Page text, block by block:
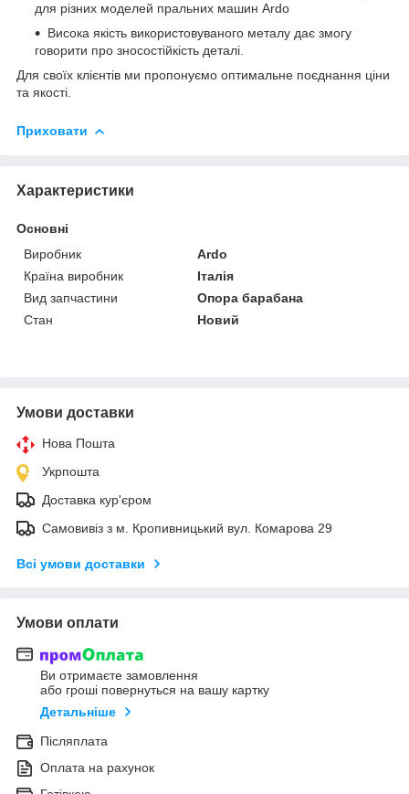
для різних моделей пральних машин Ardo
Висока якість використовуваного металу дає змогу
говорити про зносостійкість деталі.
Для своїх клієнтів ми пропонуємо оптимальне поєднання ціни
та якості.
Приховати
Характеристики
Основні
Виробник
Ardo
Країна виробник
Італія
Вид запчастини
Опора барабана
Стан
Новий
Умови доставки
Нова Пошта
Укрпошта
Доставка кур'єром
Самовивіз з м. Кропивницький вул. Комарова 29
Всі умови доставки
Умови оплати
Ви отримаєте замовлення
або гроші повернуться на вашу картку
Детальніше
Післяплата
Оплата на рахунок